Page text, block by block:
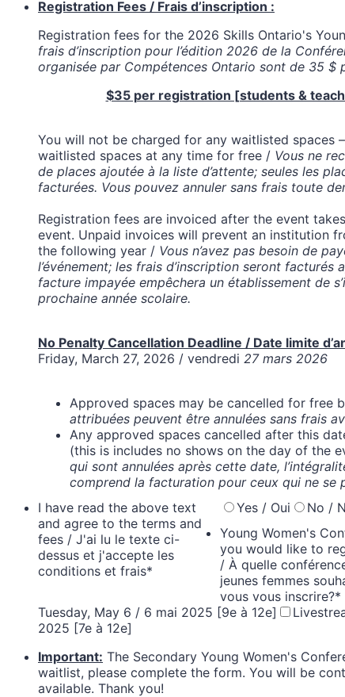
Registration Fees / Frais d’inscription :
Registration fees for the 2026 Skills Ontario's
frais d’inscription pour l’édition 2026 de la
organisée par Compétences Ontario sont de 35 $
$35 per registration [students &
You will not be charged for any waitlisted spaces
waitlisted spaces at any time for free / Vous ne
de places ajoutée à la liste d’attente; seules les
facturées. Vous pouvez annuler sans frais toute
Registration fees are invoiced after the event
event. Unpaid invoices will prevent an institution
the following year / Vous n’avez pas besoin de
l’événement; les frais d’inscription seront facturés
facture impayée empêchera un établissement de
prochaine année scolaire.
No Penalty Cancellation Deadline / Date limite
Friday, March 27, 2026 / vendredi 27 mars 2026
Approved spaces may be cancelled for free
attribuées peuvent être annulées sans frais
Any approved spaces cancelled after this
(this is includes no shows on the day of the
qui sont annulées après cette date,
comprend la facturation pour ceux qui ne se
I have read the above text
and agree to the terms and
fees / J'ai lu le texte ci-
dessus et j'accepte les
conditions et frais*
Yes / Oui
No /
Young Women's
you would like to
/ À quelle
jeunes femmes
vous vous inscrire?*
Tuesday, May 6 / 6 mai 2025 [9e à 12e]
2025 [7e à 12e]
Important: The Secondary Young Women's
waitlist, please complete the form. You will be
available. Thank you!